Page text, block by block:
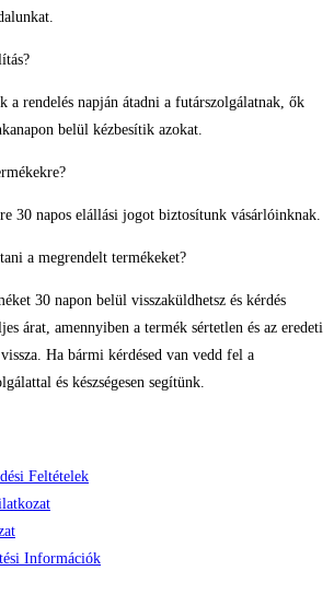
a rendelés napján átadni a futárszolgálatnak, ők
belül kézbesítik azokat.
30 napos elállási jogot biztosítunk vásárlóinknak.
a megrendelt termékeket?
30 napon belül visszaküldhetsz és kérdés
árat, amennyiben a termék sértetlen és az eredeti
Ha bármi kérdésed van vedd fel a
és készségesen segítünk.
Feltételek
Információk